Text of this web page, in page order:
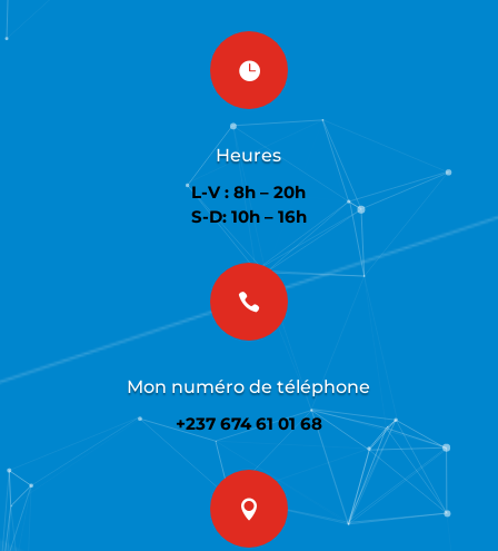

Heures
L-V : 8h – 20h
S-D: 10h – 16h

Mon numéro de téléphone
+237 674 61 01 68
